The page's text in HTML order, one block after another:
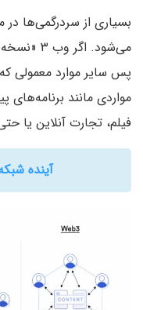
می‌شود.
پس سایر موارد معمولی
مواردی مانند
فیلم، تجارت آنلاین یا
آینده